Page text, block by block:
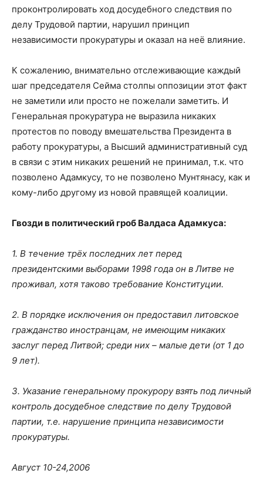
проконтролировать ход досудебного следствия по
делу Трудовой партии, нарушил принцип
независимости прокуратуры и оказал на неё влияние.
К сожалению, внимательно отслеживающие каждый
шаг председателя Сейма столпы оппозиции этот факт
не заметили или просто не пожелали заметить. И
Генеральная прокуратура не выразила никаких
протестов по поводу вмешательства Президента в
работу прокуратуры, а Высший административный суд
в связи с этим никаких решений не принимал, т.к. что
позволено Адамкусу, то не позволено Мунтянасу, как и
кому-либо другому из новой правящей коалиции.
Гвозди в политический гроб Валдаса Адамкуса:
1. В течение трёх последних лет перед
президентскими выборами 1998 года он в Литве не
проживал, хотя таково требование Конституции.
2. В порядке исключения он предоставил литовское
гражданство иностранцам, не имеющим никаких
заслуг перед Литвой; среди них – малые дети (от 1 до
9 лет).
3. Указание генеральному прокурору взять под личный
контроль досудебное следствие по делу Трудовой
партии, т.е. нарушение принципа независимости
прокуратуры.
Август 10-24,2006